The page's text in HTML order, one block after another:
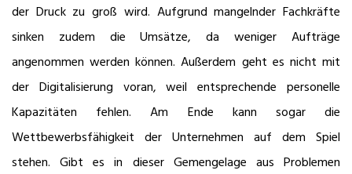
der Druck zu groß wird. Aufgrund mangelnder Fachkräfte
sinken zudem die Umsätze, da weniger Aufträge
angenommen werden können. Außerdem geht es nicht mit
der Digitalisierung voran, weil entsprechende personelle
Kapazitäten fehlen. Am Ende kann sogar die
Wettbewerbsfähigkeit der Unternehmen auf dem Spiel
stehen. Gibt es in dieser Gemengelage aus Problemen